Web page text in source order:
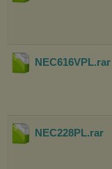
NEC616VPL
NEC228PL.rar